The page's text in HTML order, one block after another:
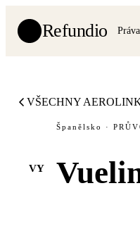
Refundio
VŠECHNY
VY
Španělsko ·